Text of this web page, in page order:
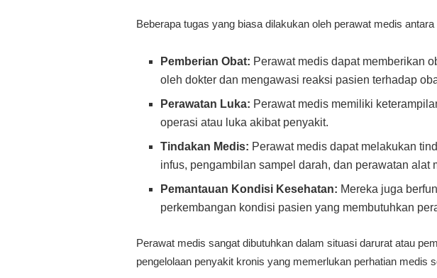
Beberapa tugas yang biasa dilakukan oleh perawat medis antara
Pemberian Obat: Perawat medis dapat memberikan
oleh dokter dan mengawasi reaksi pasien terhadap
Perawatan Luka: Perawat medis memiliki
operasi atau luka akibat penyakit.
Tindakan Medis: Perawat medis dapat melakukan
infus, pengambilan sampel darah, dan perawatan alat
Pemantauan Kondisi Kesehatan: Mereka juga
perkembangan kondisi pasien yang membutuhkan
Perawat medis sangat dibutuhkan dalam situasi darurat atau
pengelolaan penyakit kronis yang memerlukan perhatian medis